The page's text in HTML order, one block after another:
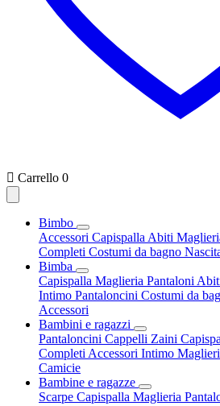
 Carrello 0
Bimbo
Accessori Capispalla Abiti
Completi Costumi da bagno
Bimba
Capispalla Maglieria Pantaloni
Intimo Pantaloncini Costumi da
Accessori
Bambini e ragazzi
Pantaloncini Cappelli Zaini
Completi Accessori Intimo
Camicie
Bambine e ragazze
Scarpe Capispalla Maglieria